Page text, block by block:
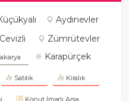
Aydınevler
Cevizli Zümrütevler
Karapürçek
Satılık Kiralık